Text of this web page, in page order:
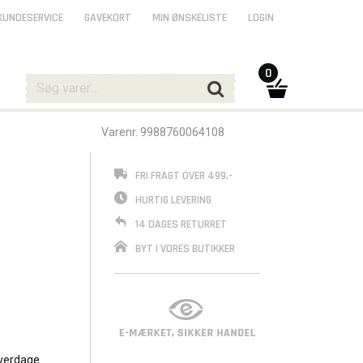
Varenr. 9988760064108
FRI FRAGT OVER 499,-
HURTIG LEVERING
14 DAGES RETURRET
BYT I VORES BUTIKKER
GAVEKORT MIN ØNSKELISTE LOGIN
0